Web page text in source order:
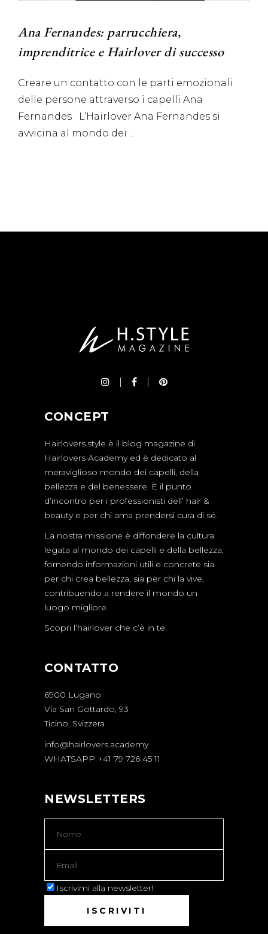
Ana Fernandes: parrucchiera,
imprenditrice e Hairlover di successo
Creare un contatto con le parti emozionali
delle persone attraverso i capelli Ana
Fernandes L’Hairlover Ana Fernandes si
avvicina al mondo dei
CONCEPT
Hairlovers.style è il blog magazine di
Hairlovers Academy ed è dedicato al
meraviglioso mondo dei capelli, della
bellezza e del benessere. È il punto
d’incontro per i professionisti dell’ hair &
beauty e per chi ama prendersi cura di sé.
La nostra missione è diffondere la cultura
legata al mondo dei capelli e della bellezza,
fornendo informazioni utili e concrete sia
per chi crea bellezza, sia per chi la vive,
contribuendo a rendere il mondo un
luogo migliore.
Scopri l’hairlover che c’è in te.
CONTATTO
6900 Lugano
Via San Gottardo, 93
Ticino, Svizzera
info@hairlovers.academy
WHATSAPP +41 79 726 45 11
NEWSLETTERS
Iscrivimi alla newsletter!